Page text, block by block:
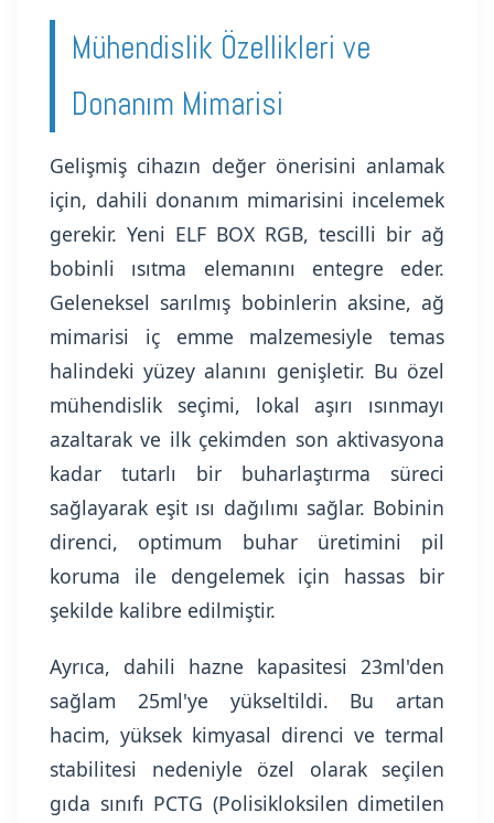
Mühendislik Özellikleri ve
Donanım Mimarisi
Gelişmiş cihazın değer önerisini anlamak
için, dahili donanım mimarisini incelemek
gerekir. Yeni ELF BOX RGB, tescilli bir ağ
bobinli ısıtma elemanını entegre eder.
Geleneksel sarılmış bobinlerin aksine, ağ
mimarisi iç emme malzemesiyle temas
halindeki yüzey alanını genişletir. Bu özel
mühendislik seçimi, lokal aşırı ısınmayı
azaltarak ve ilk çekimden son aktivasyona
kadar tutarlı bir buharlaştırma süreci
sağlayarak eşit ısı dağılımı sağlar. Bobinin
direnci, optimum buhar üretimini pil
koruma ile dengelemek için hassas bir
şekilde kalibre edilmiştir.
Ayrıca, dahili hazne kapasitesi 23ml'den
sağlam 25ml'ye yükseltildi. Bu artan
hacim, yüksek kimyasal direnci ve termal
stabilitesi nedeniyle özel olarak seçilen
gıda sınıfı PCTG (Polisikloksilen dimetilen